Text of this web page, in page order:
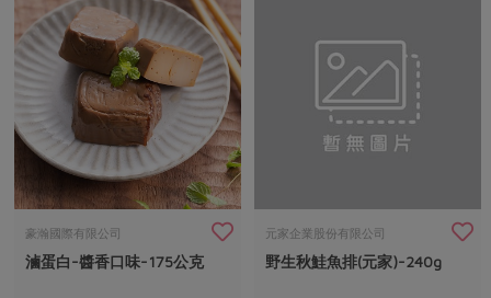
奶蛋豆・五穀
肉品・水產
水畜加工品
肉食
海鮮
蔬食
蛋料理
料理方式
把最好的台灣味帶回家！
防災用品預購圓滿結束
2026年端午節預購圓滿結束
更多預購活動
當季產品
合作25-經典快閃最後一週
觀點文章
主婦食堂 一籃菜真心話
社內大小事 合作聯合國
產品故事
樂齡生活
廚房瑜伽
關於合作社
認識合作社
關於我們
合作社組織
員工與求才
重要公告
豪瀚國際有限公司
滷蛋白-醬香口味-175公克
元家企業股份有限公司
野生秋鮭魚排(元家)-240g